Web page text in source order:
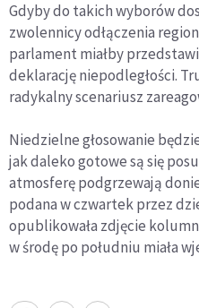
Gdyby do takich wyborów
zwolennicy odłączenia
parlament miałby
deklarację niepodległości.
radykalny scenariusz
Niedzielne głosowanie
jak daleko gotowe są się
atmosferę podgrzewają
podana w czwartek przez
opublikowała zdjęcie
w środę po południu miała